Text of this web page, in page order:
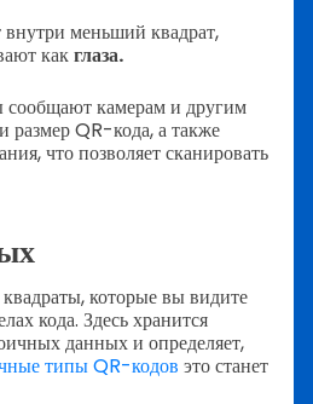
меньший квадрат,
какглаза.
камерам и другим
размер QR-кода, а также
что позволяет сканировать
которые вы видите
кода. Здесь хранится
данных и определяет,
типы QR-кодов это станет